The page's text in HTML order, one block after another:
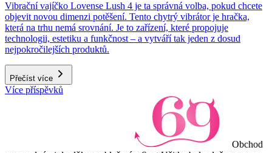
Vibrační vajíčko Lovense Lush 4 je ta správná volba, pokud chcete
objevit novou dimenzi potěšení. Tento chytrý vibrátor je hračka,
která na trhu nemá srovnání. Je to zařízení, které propojuje
technologii, estetiku a funkčnost – a vytváří tak jeden z dosud
nejpokročilejších produktů.
Přečíst více
Více příspěvků
Obchod